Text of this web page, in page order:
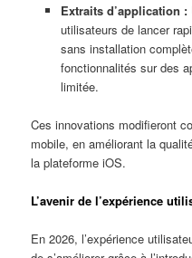
Extraits d’application :
utilisateurs de lancer
sans installation
fonctionnalités sur des
limitée.
Ces innovations modifieront
mobile, en améliorant la
la plateforme iOS.
L’avenir de l’expérience
En 2026, l’expérience